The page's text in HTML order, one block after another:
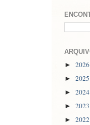
► 2026
► 2025
► 2024
► 2023
► 2022